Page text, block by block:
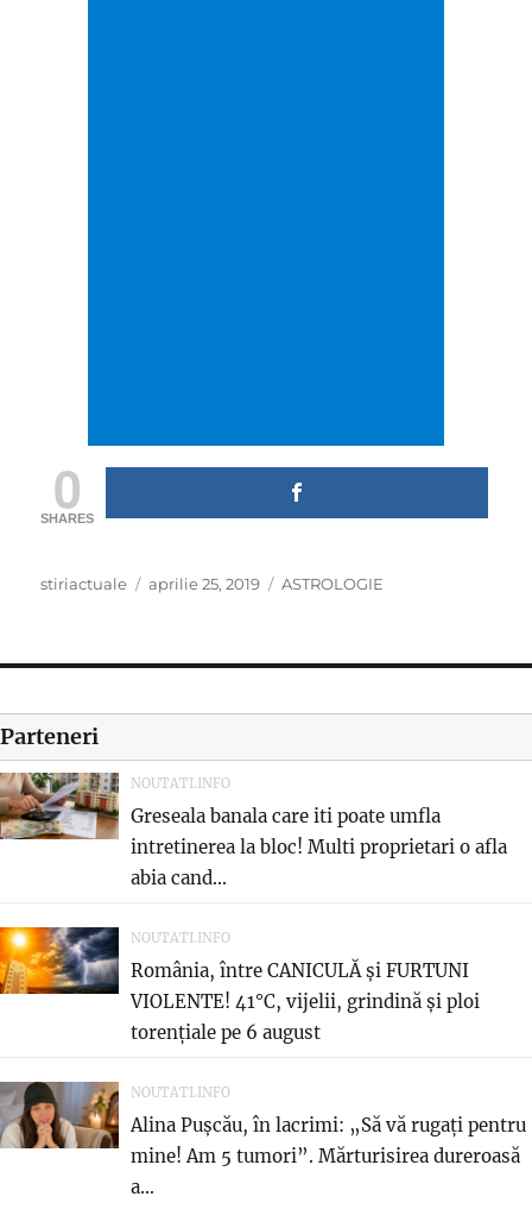
0
SHARES
Author
stiriactuale
Posted
aprilie 25, 2019 Categories
ASTROLOGIE
Parteneri
NOUTATI.INFO
Greseala banala care iti poate umfla
intretinerea la bloc! Multi proprietari o afla
abia cand...
NOUTATI.INFO
România, între CANICULĂ și FURTUNI
VIOLENTE! 41°C, vijelii, grindină și ploi
torențiale pe 6 august
NOUTATI.INFO
Alina Pușcău, în lacrimi: „Să vă rugați pentru
mine! Am 5 tumori”. Mărturisirea dureroasă
a...